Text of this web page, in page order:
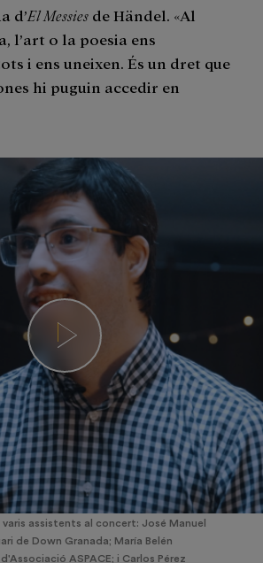
d’El Messies de Händel. «Al
l’art o la poesia ens
i ens uneixen. És un dret que
hi puguin accedir en
assistents al concert: José Manuel
de Down Granada; María Belén
ASPACE; i Carlos Pérez